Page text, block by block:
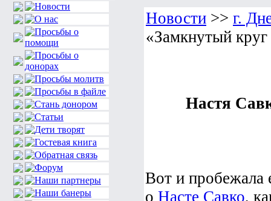
Новости >> г.
«Замкнутый
Настя
Вот и пробежала
о Насте Савко,